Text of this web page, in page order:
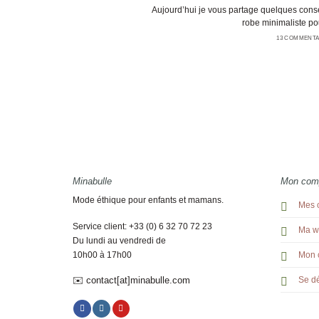
Aujourd’hui je vous partage quelques
robe minimaliste
13
Minabulle
Mode éthique pour enfants et mamans.
Service client: +33 (0) 6 32 70 72 23
Du lundi au vendredi de
10h00 à 17h00
✉️ contact[at]minabulle.com
Mon
Mes
Ma
Mon
Se